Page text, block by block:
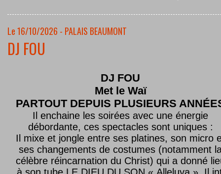
Le 16/10/2026 - PALAIS BEAUMONT
DJ FOU
DJ FOU
Met le Waï
PARTOUT DEPUIS PLUSIEURS
Il enchaine les soirées avec une énergie
débordante, ces spectacles sont uniques :
Il mixe et jongle entre ses platines, son micro
ses changements de costumes (notamment
célèbre réincarnation du Christ) qui a donné